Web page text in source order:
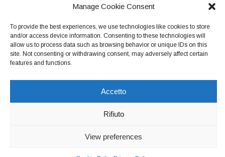
Manage Cookie Consent
To provide the best experiences, we use technologies like cookies to store
and/or access device information. Consenting to these technologies will
allow us to process data such as browsing behavior or unique IDs on this
site. Not consenting or withdrawing consent, may adversely affect certain
features and functions.
Accetto
Rifiuto
View preferences
Novembre 2020
Ottobre 2020
Agosto 2020
Luglio 2020
Segui su Instagram
Copyright © 2026. All rights reserved.
Cookie Policy